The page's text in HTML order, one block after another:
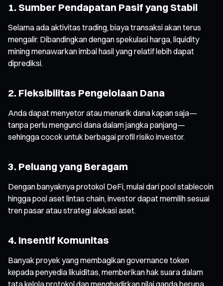
1. Sumber Pendapatan Pasif yang Stabil
Selama ada aktivitas trading, biaya transaksi akan terus
mengalir. Dibandingkan dengan spekulasi harga, liquidity
mining menawarkan imbal hasil yang relatif lebih dapat
diprediksi.
2. Fleksibilitas Pengelolaan Dana
Anda dapat menyetor atau menarik dana kapan saja—
tanpa perlu mengunci dana dalam jangka panjang—
sehingga cocok untuk berbagai profil risiko investor.
3. Peluang yang Beragam
Dengan banyaknya protokol DeFi, mulai dari pool stablecoin
hingga pool aset lintas chain, investor dapat memilih sesuai
tren pasar atau strategi alokasi aset.
4. Insentif Komunitas
Banyak proyek yang membagikan governance token
kepada penyedia likuiditas, memberikan hak suara dalam
tata kelola protokol dan menghadirkan nilai ganda berupa